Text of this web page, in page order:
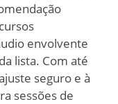
envolvente
lista. Com até
seguro e à
sessões de